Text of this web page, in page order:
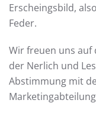
Erscheingsbild,
Feder.
Wir freuen uns
der Nerlich und
Abstimmung mit